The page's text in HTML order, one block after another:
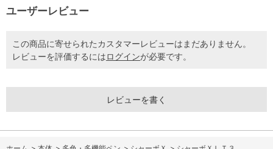
ユーザーレビュー
この商品に寄せられたカスタマーレビューはまだありません。
レビューを評価するにはログインが必要です。
レビューを書く